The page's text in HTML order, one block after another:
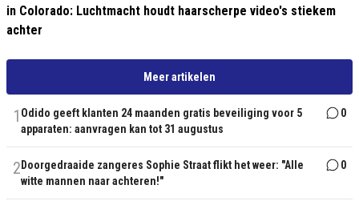
in Colorado: Luchtmacht houdt haarscherpe video's stiekem
achter
Meer artikelen
1 Odido geeft klanten 24 maanden gratis beveiliging voor 5
apparaten: aanvragen kan tot 31 augustus
0
2 Doorgedraaide zangeres Sophie Straat flikt het weer: "Alle
witte mannen naar achteren!"
0